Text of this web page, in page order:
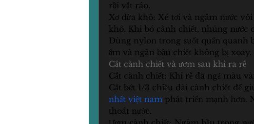
rồi vắt ráo.
Xơ dừa khô: Xé tơi và ngâm nước
khô. Khi bó cành chiết, nhúng nước
Dùng nylon trong suốt quấn quanh
ẩm và ngăn bầu chiết không bị xoay.
Cắt cành chiết và ươm sau khi ra rễ
Cắt cành chiết: Khi rễ đã ngả màu
Cắt bớt 1/3 chiều dài cành chiết để
nhất việt nam phát triển mạnh hơn.
thoát nước.